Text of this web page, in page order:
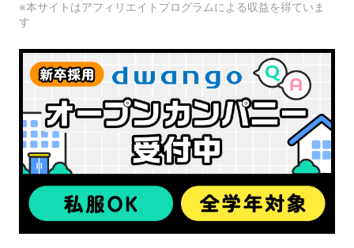
※本サイトはアフィリエイトプログラムによる収益を得ていま
す